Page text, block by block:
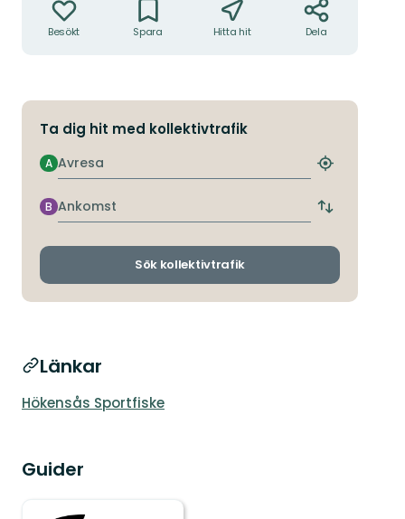
Besökt Spara Hitta hit Dela
Ta dig hit med kollektivtrafik
Avresa
A
Hitta
hållplats
Ankomst
B
Byt
och
Sök kollektivtrafik
Länkar
Hökensås Sportfiske
Guider